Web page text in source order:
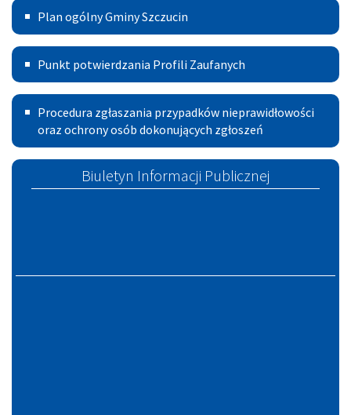
żywo
z
sesji
Rady
Miejskiej
Szczucinie
Plan
ogólny
Gminy
Szczucin
Plan ogólny Gminy Szczucin
Punkt
potwierdzania
Profili
Zaufanych
Punkt potwierdzania Profili Zaufanych
Procedura
zgłoszeń
Procedura zgłaszania przypadków nieprawidłowości
oraz ochrony osób dokonujących zgłoszeń
Biuletyn Informacji Publicznej